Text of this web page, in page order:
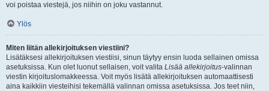
voi poistaa viestejä, jos niihin on joku vastannut.
Ylös
Miten liitän allekirjoituksen viestiini?
Lisätäksesi allekirjoituksen viestiisi, sinun täytyy ensin luoda sellainen omissa
asetuksissa. Kun olet luonut sellaisen, voit valita Lisää allekirjoitus-valinnan
viestin kirjoituslomakkeessa. Voit myös lisätä allekirjoituksen automaattisesti
aina kaikkiin viesteihisi tekemällä valinnan omissa asetuksissa. Jos teet niin,